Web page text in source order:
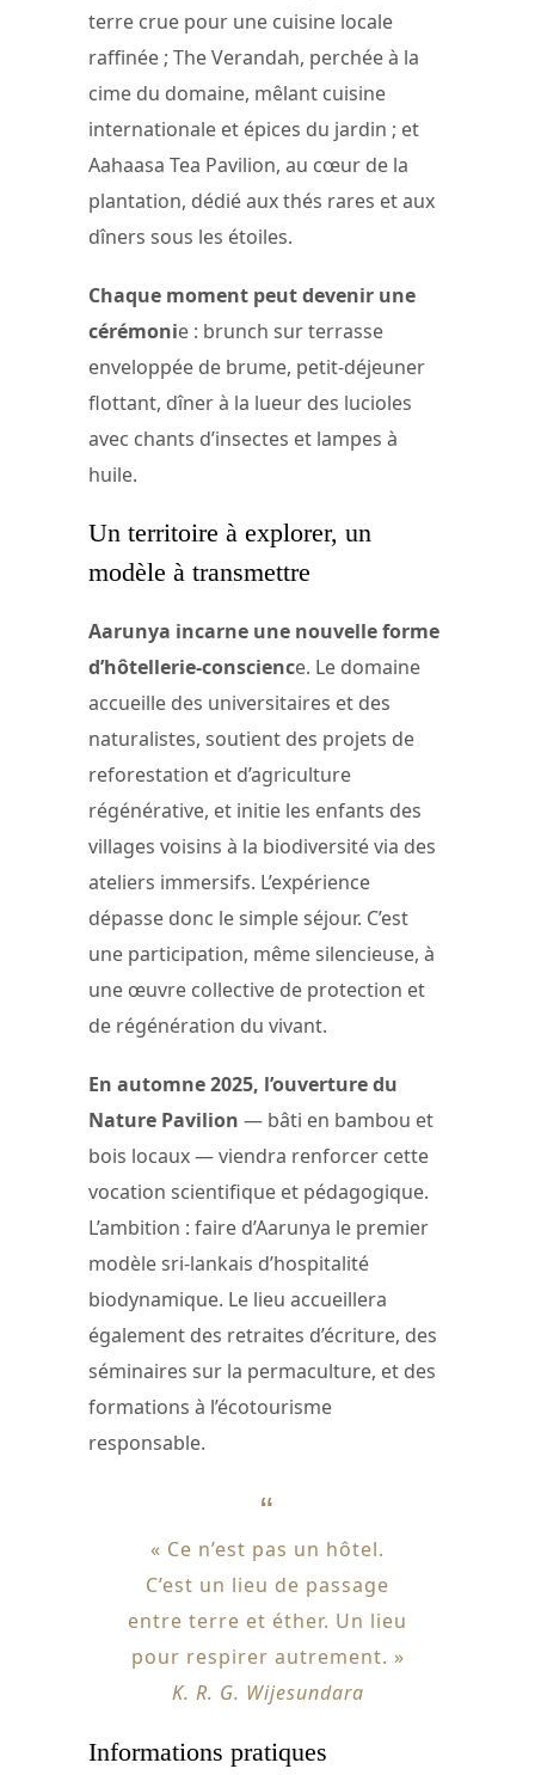
terre crue pour une cuisine locale
raffinée ; The Verandah, perchée à la
cime du domaine, mêlant cuisine
internationale et épices du jardin ; et
Aahaasa Tea Pavilion, au cœur de la
plantation, dédié aux thés rares et aux
dîners sous les étoiles.
Chaque moment peut devenir une
cérémonie : brunch sur terrasse
enveloppée de brume, petit-déjeuner
flottant, dîner à la lueur des lucioles
avec chants d’insectes et lampes à
huile.
Un territoire à explorer, un
modèle à transmettre
Aarunya incarne une nouvelle forme
d’hôtellerie-conscience. Le domaine
accueille des universitaires et des
naturalistes, soutient des projets de
reforestation et d’agriculture
régénérative, et initie les enfants des
villages voisins à la biodiversité via des
ateliers immersifs. L’expérience
dépasse donc le simple séjour. C’est
une participation, même silencieuse, à
une œuvre collective de protection et
de régénération du vivant.
En automne 2025, l’ouverture du
Nature Pavilion — bâti en bambou et
bois locaux — viendra renforcer cette
vocation scientifique et pédagogique.
L’ambition : faire d’Aarunya le premier
modèle sri-lankais d’hospitalité
biodynamique. Le lieu accueillera
également des retraites d’écriture, des
séminaires sur la permaculture, et des
formations à l’écotourisme
responsable.
« Ce n’est pas un hôtel.
C’est un lieu de passage
entre terre et éther. Un lieu
pour respirer autrement. »
K. R. G. Wijesundara
Informations pratiques